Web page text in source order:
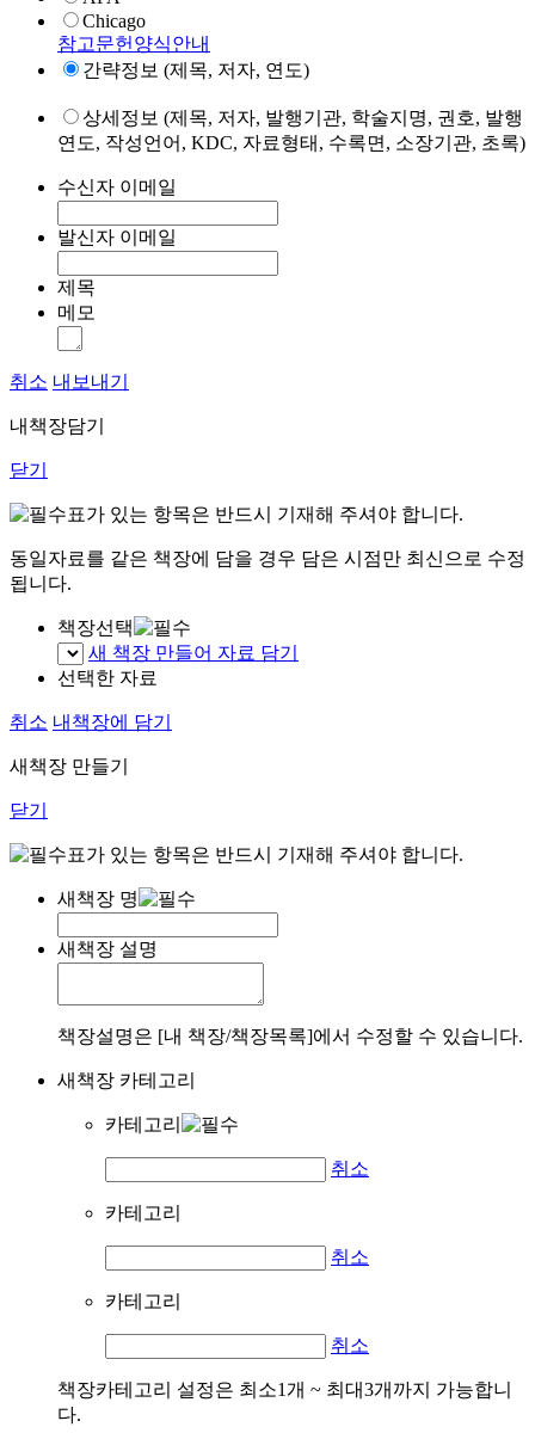
Chicago
참고문헌양식안내
간략정보 (제목, 저자, 연도)
상세정보 (제목, 저자, 발행기관, 학술지명, 권호, 발행
연도, 작성언어, KDC, 자료형태, 수록면, 소장기관, 초록)
수신자 이메일
발신자 이메일
제목
메모
취소 내보내기
내책장담기
닫기
표가 있는 항목은 반드시 기재해 주셔야 합니다.
동일자료를 같은 책장에 담을 경우 담은 시점만 최신으로 수정
됩니다.
책장선택
새 책장 만들어 자료 담기
선택한 자료
취소 내책장에 담기
새책장 만들기
닫기
표가 있는 항목은 반드시 기재해 주셔야 합니다.
새책장 명
새책장 설명
책장설명은 [내 책장/책장목록]에서 수정할 수 있습니다.
새책장 카테고리
카테고리
취소
카테고리
취소
카테고리
취소
책장카테고리 설정은 최소1개 ~ 최대3개까지 가능합니
다.